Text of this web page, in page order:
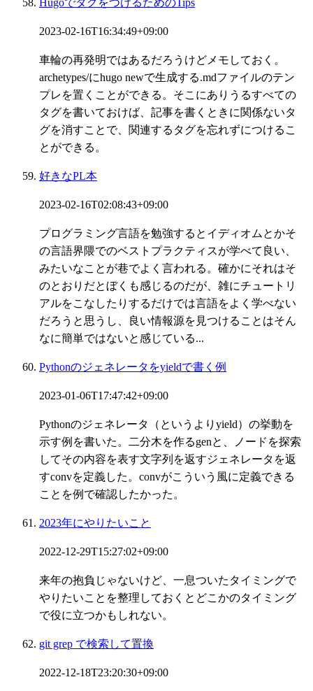
HugoでタグをつけるためのTips
2023-02-16T16:34:49+09:00
車輪の再発明ではあるだろうけどメモしておく。
archetypes/にhugo newで生成する.mdファイルのテン
プレを置くことができる。そこにありうるすべての
タグを書いておけば、記事を書くときに関係ないタ
グを消すことで、関連するタグを忘れずにつけるこ
とができる。
好きなPL本
2023-02-16T02:08:43+09:00
プログラミング言語を勉強するとイディオムとかそ
の言語界隈でのベストプラクティスが学べて良い、
みたいなことが巷でよく言われる。確かにそれはそ
のとおりだとぼくも感じるのだが、雑にチュートリ
アルをこなしたりするだけでは言語をよく学べない
だろうと思うし、良い情報源を見つけることはそん
なに簡単ではないと感じている...
Pythonのジェネレータをyieldで書く例
2023-01-06T17:47:42+09:00
Pythonのジェネレータ（というよりyield）の挙動を
示す例を書いた。二分木を作るgenと、ノードを探索
してその内容を表す文字列を返すジェネレータを返
すconvを定義した。convがこういう風に定義できる
ことを例で確認したかった。
2023年にやりたいこと
2022-12-29T15:27:02+09:00
来年の抱負じゃないけど、一息ついたタイミングで
やりたいことを整理しておくとどこかのタイミング
で役に立つかもしれない。
git grep で検索して置換
2022-12-18T23:20:30+09:00